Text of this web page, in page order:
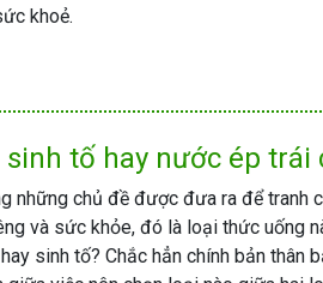
khoẻ.
sinh tố hay nước ép trái
những chủ đề được đưa ra để tranh
và sức khỏe, đó là loại thức uống
sinh tố? Chắc hẳn chính bản thân